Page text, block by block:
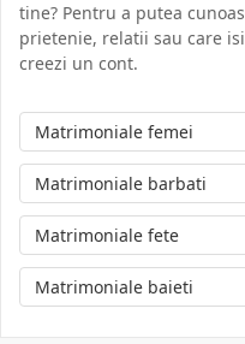
tine? Pentru a putea
prietenie, relatii sau care
creezi un cont.
Matrimoniale femei
Matrimoniale barbati
Matrimoniale fete
Matrimoniale baieti